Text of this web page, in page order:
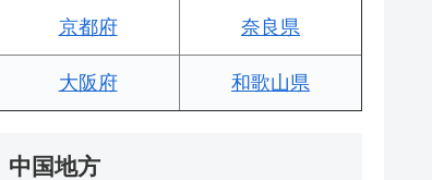
京都府 奈良県
大阪府 和歌山県
中国地方